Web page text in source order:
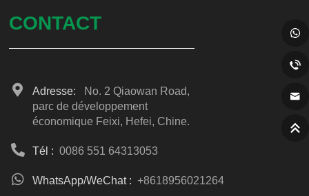
CONTACT
Adresse:
No. 2 Qiaowan Road,
parc de développement
économique Feixi, Hefei, Chine.
Tél : 0086 551 64313053
WhatsApp/WeChat : +8618956021264